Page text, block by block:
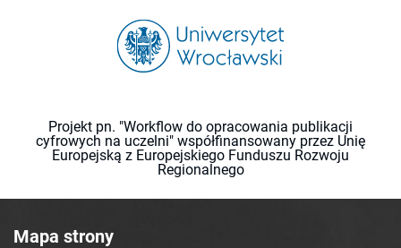
Projekt pn. "Workflow do opracowania publikacji
cyfrowych na uczelni" współfinansowany przez Unię
Europejską z Europejskiego Funduszu Rozwoju
Regionalnego
Mapa strony